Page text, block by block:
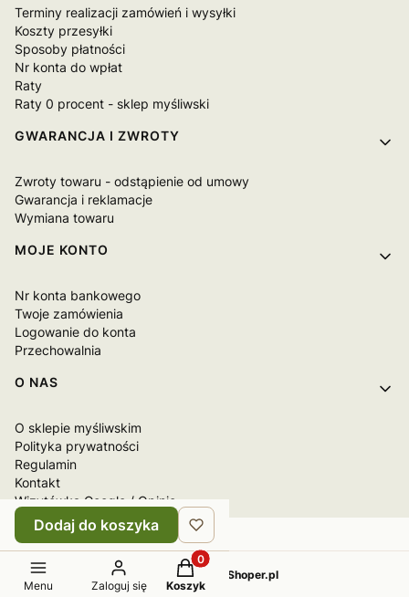
Terminy realizacji zamówień i wysyłki
Koszty przesyłki
Sposoby płatności
Nr konta do wpłat
Raty
Raty 0 procent - sklep myśliwski
GWARANCJA I ZWROTY
Zwroty towaru - odstąpienie od umowy
Gwarancja i reklamacje
Wymiana towaru
MOJE KONTO
Nr konta bankowego
Twoje zamówienia
Logowanie do konta
Przechowalnia
O NAS
O sklepie myśliwskim
Polityka prywatności
Regulamin
Kontakt
Wizytówka Google / Opinie
Sklep internetowy Shoper.pl
Dodaj do koszyka
Menu Zaloguj się
Produkty w koszyku: 0. Zobacz
Koszyk